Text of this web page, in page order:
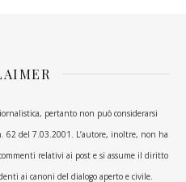
pertanto non può considerarsi
62 del 7.03.2001. L’autore, inoltre, non ha
relativi ai post e si assume il diritto
ai canoni del dialogo aperto e civile.